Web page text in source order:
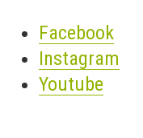
Facebook
Instagram
Youtube